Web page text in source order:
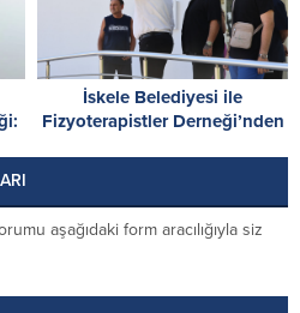
İskele Belediyesi ile
Fizyoterapistler Derneği’nden
aşağıdaki form aracılığıyla siz